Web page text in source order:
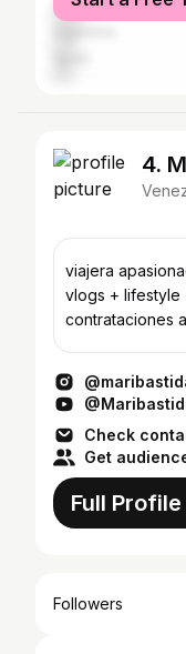
Chile
4.
viajera
vlogs + lifestyle
contrataciones
Check
Get
Full
Followers